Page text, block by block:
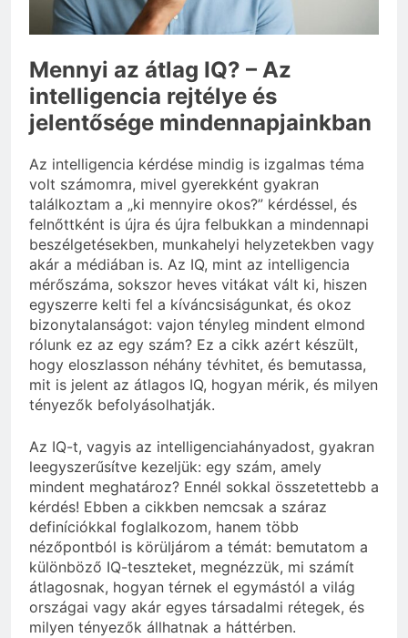
eredetiségvizsgálathoz?
3 Nap Ezelőtt
Mennyi az átlag IQ? – Az
intelligencia rejtélye és
jelentősége mindennapjainkban
Az intelligencia kérdése mindig is izgalmas téma
volt számomra, mivel gyerekként gyakran
találkoztam a „ki mennyire okos?” kérdéssel, és
felnőttként is újra és újra felbukkan a mindennapi
beszélgetésekben, munkahelyi helyzetekben vagy
akár a médiában is. Az IQ, mint az intelligencia
mérőszáma, sokszor heves vitákat vált ki, hiszen
egyszerre kelti fel a kíváncsiságunkat, és okoz
bizonytalanságot: vajon tényleg mindent elmond
rólunk ez az egy szám? Ez a cikk azért készült,
hogy eloszlasson néhány tévhitet, és bemutassa,
mit is jelent az átlagos IQ, hogyan mérik, és milyen
tényezők befolyásolhatják.
Az IQ-t, vagyis az intelligenciahányadost, gyakran
leegyszerűsítve kezeljük: egy szám, amely
mindent meghatároz? Ennél sokkal összetettebb a
kérdés! Ebben a cikkben nemcsak a száraz
definíciókkal foglalkozom, hanem több
nézőpontból is körüljárom a témát: bemutatom a
különböző IQ-teszteket, megnézzük, mi számít
átlagosnak, hogyan térnek el egymástól a világ
országai vagy akár egyes társadalmi rétegek, és
milyen tényezők állhatnak a háttérben.